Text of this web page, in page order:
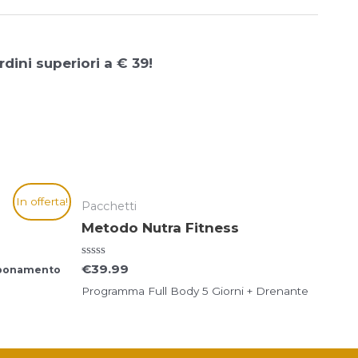
superiori a € 39!
In offerta! Pacchetti
Metodo Nutra Fitness
Valutato
0
su
€39.99
Programma Full Body 5 Giorni + Drenante